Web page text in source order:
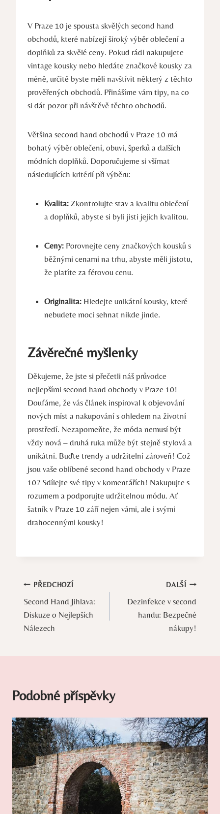
V Praze 10 je spousta skvělých second hand
obchodů, které nabízejí široký výběr oblečení a
doplňků za skvělé ceny. Pokud rádi nakupujete
vintage kousky nebo hledáte značkové kousky za
méně, určitě byste měli navštívit některý z těchto
prověřených obchodů. Přinášíme vám tipy, na co
si dát pozor při návštěvě těchto obchodů.
Většina second hand obchodů v Praze 10 má
bohatý výběr oblečení, obuvi, šperků a dalších
módních doplňků. Doporučujeme si všímat
následujících kritérií při výběru:
Kvalita: Zkontrolujte stav a kvalitu oblečení
a doplňků, abyste si byli jisti jejich kvalitou.
Ceny: Porovnejte ceny značkových kousků s
běžnými cenami na trhu, abyste měli jistotu,
že platíte za férovou cenu.
Originalita: Hledejte unikátní kousky, které
nebudete moci sehnat nikde jinde.
Závěrečné myšlenky
Děkujeme, že jste si přečetli náš průvodce
nejlepšími second hand obchody v Praze 10!
Doufáme, že vás článek inspiroval k objevování
nových míst a nakupování s ohledem na životní
prostředí. Nezapomeňte, že móda nemusí být
vždy nová – druhá ruka může být stejně stylová a
unikátní. Buďte trendy a udržitelní zároveň! Což
jsou vaše oblíbené second hand obchody v Praze
10? Sdílejte své tipy v komentářích! Nakupujte s
rozumem a podporujte udržitelnou módu. Ať
šatník v Praze 10 září nejen vámi, ale i svými
drahocennými kousky!
Navigace
pro
příspěvek
PŘEDCHOZÍ
Second Hand Jihlava:
Diskuze o Nejlepších
Nálezech
DALŠÍ
Dezinfekce v second
handu: Bezpečné
nákupy!
Podobné příspěvky